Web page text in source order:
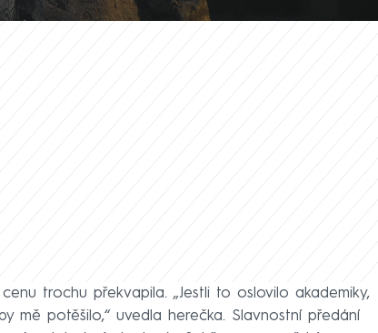
trochu překvapila. „Jestli to oslovilo akademiky,
mě potěšilo,“ uvedla herečka. Slavnostní předání